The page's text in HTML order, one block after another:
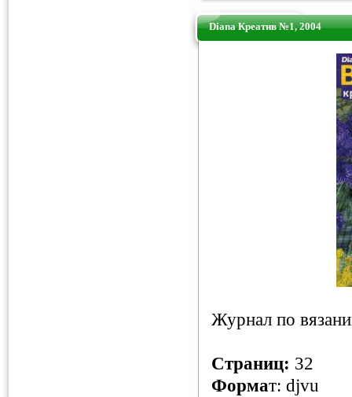
Diana Креатив №1, 2004
Журнал по
Страниц: 32
Формат: djvu